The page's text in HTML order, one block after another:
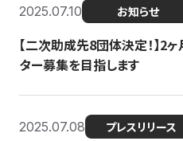
2025.07.10 お知らせ
【二次助成先8団体決定！】2
ター募集を目指します
2025.07.08 プレスリリース